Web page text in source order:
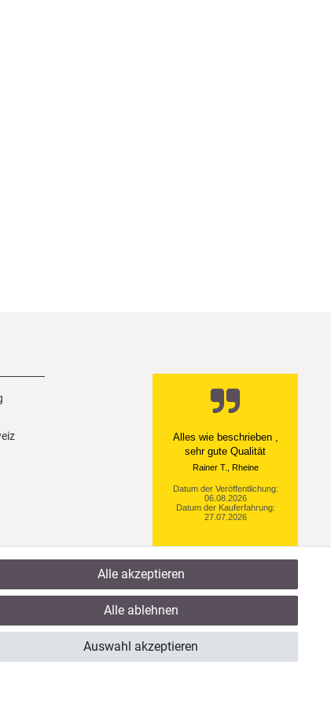
Alles wie beschrieben ,
sehr gute Qualität
Rainer T., Rheine
Datum der Veröffentlichung:
06.08.2026
Datum der Kauferfahrung:
27.07.2026
922 Bewertungen
Alle akzeptieren
Alle ablehnen
Auswahl akzeptieren